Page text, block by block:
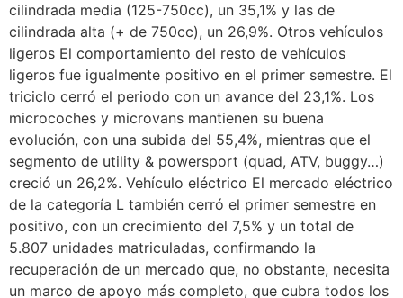
cilindrada media (125-750cc), un 35,1% y las de
cilindrada alta (+ de 750cc), un 26,9%. Otros vehículos
ligeros El comportamiento del resto de vehículos
ligeros fue igualmente positivo en el primer semestre. El
triciclo cerró el periodo con un avance del 23,1%. Los
microcoches y microvans mantienen su buena
evolución, con una subida del 55,4%, mientras que el
segmento de utility & powersport (quad, ATV, buggy…)
creció un 26,2%. Vehículo eléctrico El mercado eléctrico
de la categoría L también cerró el primer semestre en
positivo, con un crecimiento del 7,5% y un total de
5.807 unidades matriculadas, confirmando la
recuperación de un mercado que, no obstante, necesita
un marco de apoyo más completo, que cubra todos los